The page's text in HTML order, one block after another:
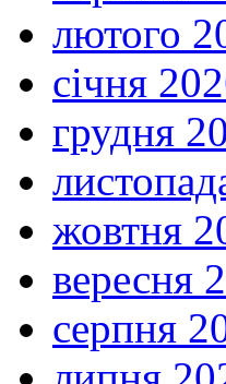
лютого
січня
грудня
жовтня
вересня
серпня